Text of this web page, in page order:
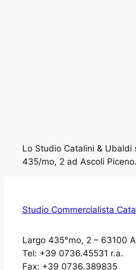
Lo Studio Catalini & Ubaldi
435/mo, 2 ad Ascoli Piceno.
Studio Commercialista
Largo 435°mo, 2 – 63100
Tel: +39 0736.45531 r.a.
Fax: +39 0736.389835